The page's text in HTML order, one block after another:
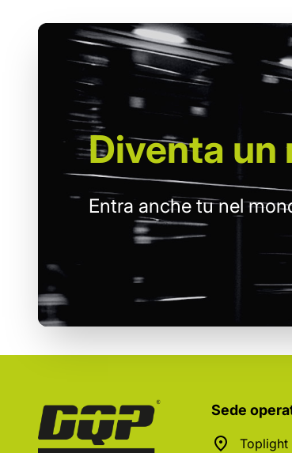
Diventa un
Entra anche tu nel
Sede
Toplight